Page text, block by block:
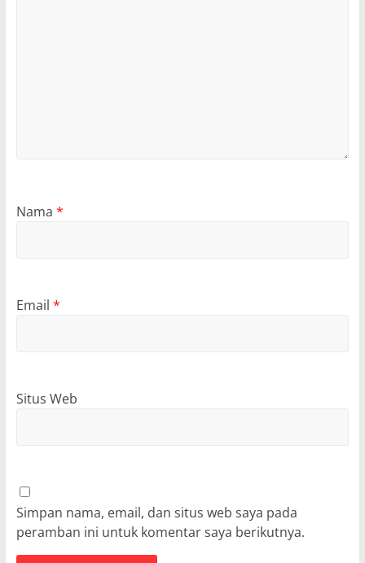
Nama *
Email *
Situs Web
Simpan nama, email, dan situs web saya pada
peramban ini untuk komentar saya berikutnya.